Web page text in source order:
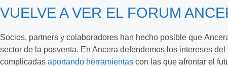
VUELVE A VER EL FORUM
Socios, partners y colaboradores han hecho posible que
sector de la posventa. En Ancera defendemos los intereses
complicadas aportando herramientas con las que afrontar el